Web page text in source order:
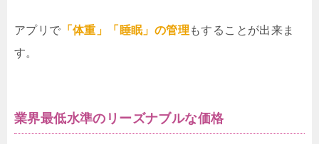
アプリで 「体重」「睡眠」の管理 もすることが出来ま
す。
業界最低水準のリーズナブルな価格